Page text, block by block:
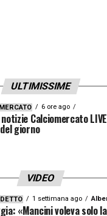
ULTIMISSIME
6 ore ago
Calciomercato
giorno
VIDEO
1 settimana ago
«Mancini voleva solo